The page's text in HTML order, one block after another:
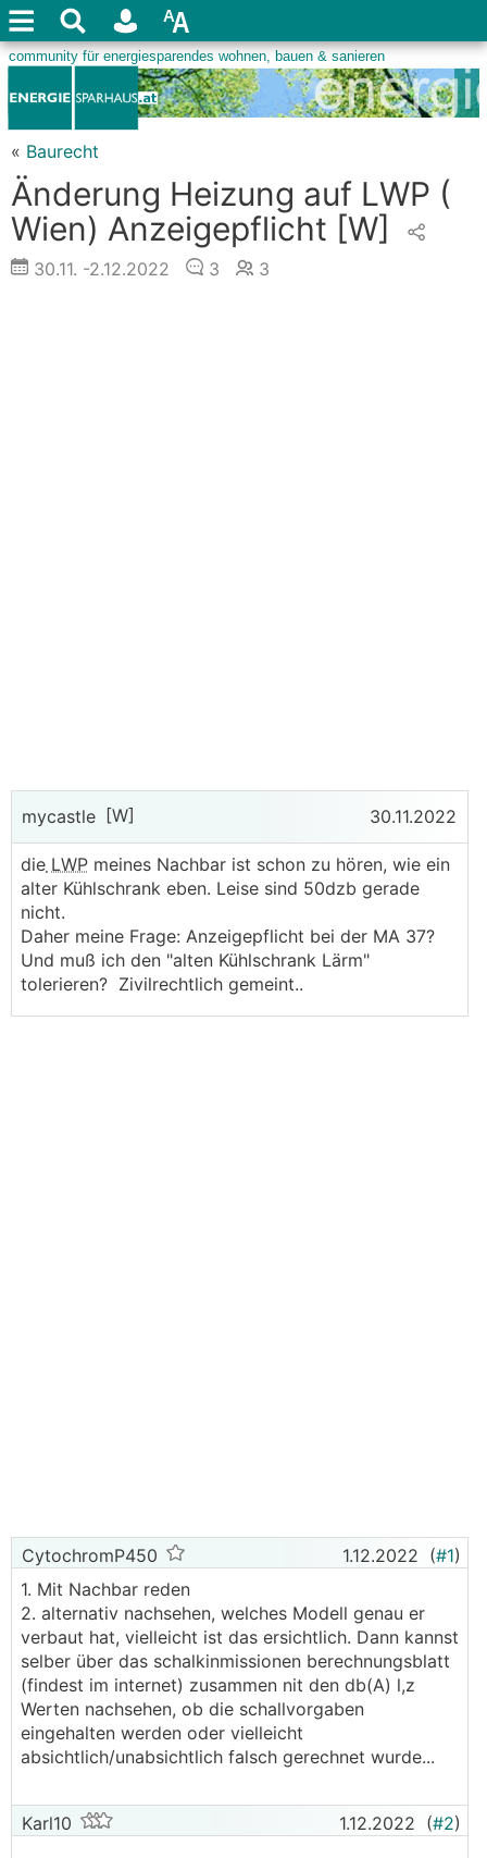
« Baurecht
Änderung Heizung auf LWP (
Wien) Anzeigepflicht [W]
30.11. -2.12.2022 3 3
mycastle [W] 30.11.2022
die LWP meines Nachbar ist schon zu hören, wie ein
alter Kühlschrank eben. Leise sind 50dzb gerade
nicht.
Daher meine Frage: Anzeigepflicht bei der MA 37?
Und muß ich den "alten Kühlschrank Lärm"
tolerieren? Zivilrechtlich gemeint..
CytochromP450 1.12.2022 (#1)
1. Mit Nachbar reden
2. alternativ nachsehen, welches Modell genau er
verbaut hat, vielleicht ist das ersichtlich. Dann kannst
selber über das schalkinmissionen berechnungsblatt
(findest im internet) zusammen nit den db(A) l,z
Werten nachsehen, ob die schallvorgaben
eingehalten werden oder vielleicht
absichtlich/unabsichtlich falsch gerechnet wurde...
Karl10 1.12.2022 (#2)